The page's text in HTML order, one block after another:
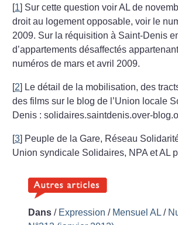
[1] Sur cette question voir AL de
droit au logement opposable, voir le
2009. Sur la réquisition à Saint-Denis
d’appartements désaffectés
numéros de mars et avril 2009.
[2] Le détail de la mobilisation, des
des films sur le blog de l’Union locale
Denis : solidaires.saintdenis.over-
[3] Peuple de la Gare, Réseau
Union syndicale Solidaires, NPA et AL
Dans / Expression / Mensuel AL /